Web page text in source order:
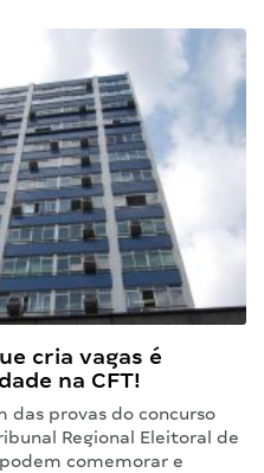
cria vagas é
na CFT!
provas do concurso
Regional Eleitoral de
podem comemorar e